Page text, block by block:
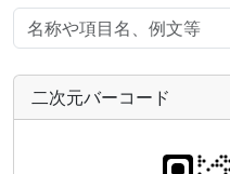
二次元バーコード